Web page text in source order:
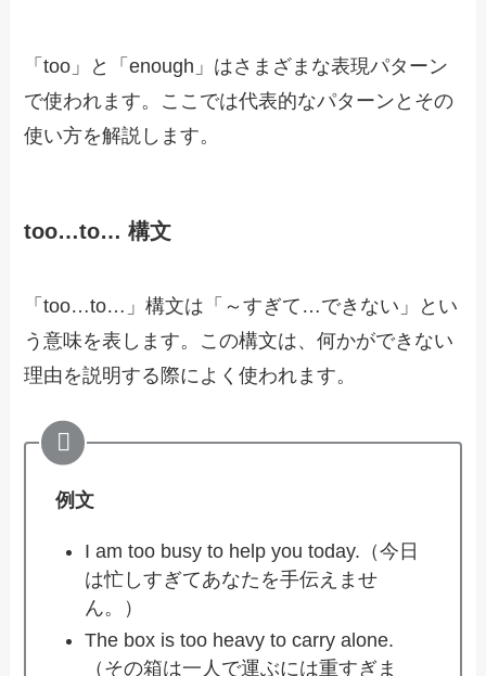
「too」と「enough」はさまざまな表現パターン
で使われます。ここでは代表的なパターンとその
使い方を解説します。
too…to… 構文
「too…to…」構文は「～すぎて…できない」とい
う意味を表します。この構文は、何かができない
理由を説明する際によく使われます。
例文
I am too busy to help you today.（今日
は忙しすぎてあなたを手伝えませ
ん。）
The box is too heavy to carry alone.
（その箱は一人で運ぶには重すぎま